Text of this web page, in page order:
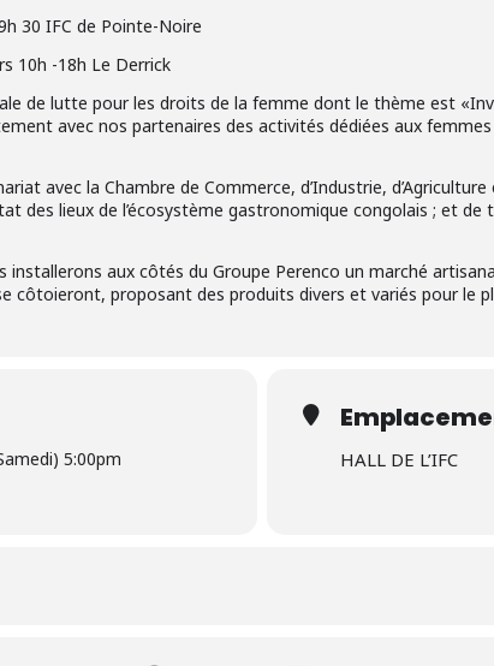
30 IFC de Pointe-Noire
10h -18h Le Derrick
de lutte pour les droits de la femme dont le thème est
avec nos partenaires des activités dédiées aux
avec la Chambre de Commerce, d’Industrie,
des lieux de l’écosystème gastronomique congolais ; et de
installerons aux côtés du Groupe Perenco un marché
côtoieront, proposant des produits divers et variés pour le
5:00pm
HALL DE L’IFC